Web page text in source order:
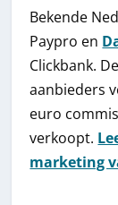
Bekende
Paypro en
Clickbank.
aanbieders
euro
verkoopt.
marketing